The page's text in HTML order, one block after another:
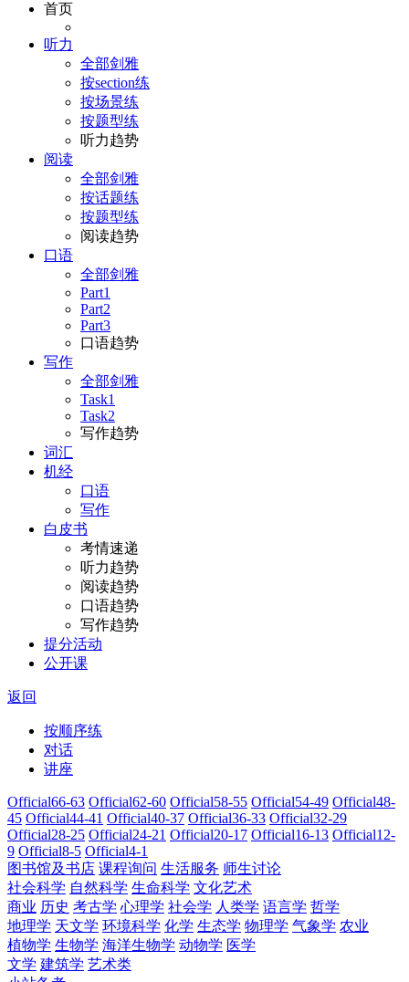
首页
听力
全部剑雅
按section练
按场景练
按题型练
听力趋势
阅读
全部剑雅
按话题练
按题型练
阅读趋势
口语
全部剑雅
Part1
Part2
Part3
口语趋势
写作
全部剑雅
Task1
Task2
写作趋势
词汇
机经
口语
写作
白皮书
考情速递
听力趋势
阅读趋势
口语趋势
写作趋势
提分活动
公开课
返回
按顺序练
对话
讲座
Official66-63 Official62-60 Official58-55 Official54-49 Official48-
45 Official44-41 Official40-37 Official36-33 Official32-29
Official28-25 Official24-21 Official20-17 Official16-13 Official12-
9 Official8-5 Official4-1
图书馆及书店 课程询问 生活服务 师生讨论
社会科学 自然科学 生命科学 文化艺术
商业 历史 考古学 心理学 社会学 人类学 语言学 哲学
地理学 天文学 环境科学 化学 生态学 物理学 气象学 农业
植物学 生物学 海洋生物学 动物学 医学
文学 建筑学 艺术类